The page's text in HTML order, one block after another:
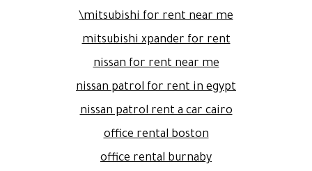
mitsubishi for rent near me\
mitsubishi xpander for rent
nissan for rent near me
nissan patrol for rent in egypt
nissan patrol rent a car cairo
office rental boston
office rental burnaby